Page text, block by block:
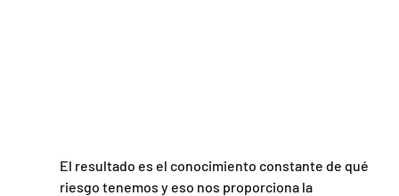
El resultado es el conocimiento constante de qué
riesgo tenemos y eso nos proporciona la